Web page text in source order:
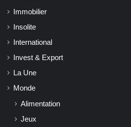
Immobilier
Insolite
International
Invest & Export
La Une
Monde
Alimentation
Jeux